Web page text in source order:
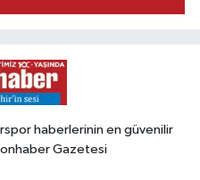
haberlerinin en güvenilir
Gazetesi